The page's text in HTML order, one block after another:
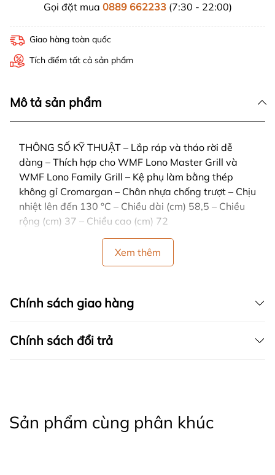
Gọi đặt mua 0889 662233(7:30 - 22:00)
Giao hàng toàn quốc
Tích điểm tất cả sản phẩm
Mô tả sản phẩm
THÔNG SỐ KỸ THUẬT – Lắp ráp và tháo rời dễ
dàng – Thích hợp cho WMF Lono Master Grill và
WMF Lono Family Grill – Kệ phụ làm bằng thép
không gỉ Cromargan – Chân nhựa chống trượt – Chịu
nhiệt lên đến 130 °C – Chiều dài (cm) 58,5 – Chiều
rộng (cm) 37 – Chiều cao (cm) 72
Xem thêm
Chính sách giao hàng
Chính sách đổi trả
Sản phẩm cùng phân khúc